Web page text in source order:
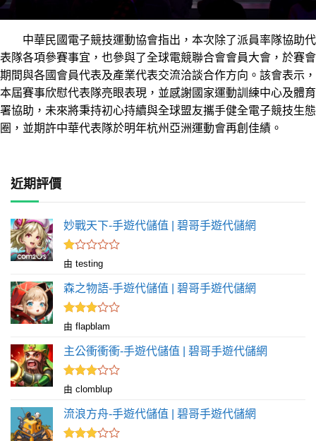
中華民國電子競技運動協會指出，本次除了派員率隊協助代
表隊各項參賽事宜，也參與了全球電競聯合會會員大會，於賽會
期間與各國會員代表及產業代表交流洽談合作方向。該會表示，
本屆賽事欣慰代表隊亮眼表現，並感謝國家運動訓練中心及體育
署協助，未來將秉持初心持續與全球盟友攜手健全電子競技生態
圈，並期許中華代表隊於明年杭州亞洲運動會再創佳績。
近期評價
妙戰天下-手遊代儲值 | 碧哥手遊代儲網
評
1
滿
分
由 testing
森之物語-手遊代儲值 | 碧哥手遊代儲網
評分
滿
分 5
由 flapblam
主公衝衝衝-手遊代儲值 | 碧哥手遊代儲網
評分
分 5
由 clomblup
流浪方舟-手遊代儲值 | 碧哥手遊代儲網